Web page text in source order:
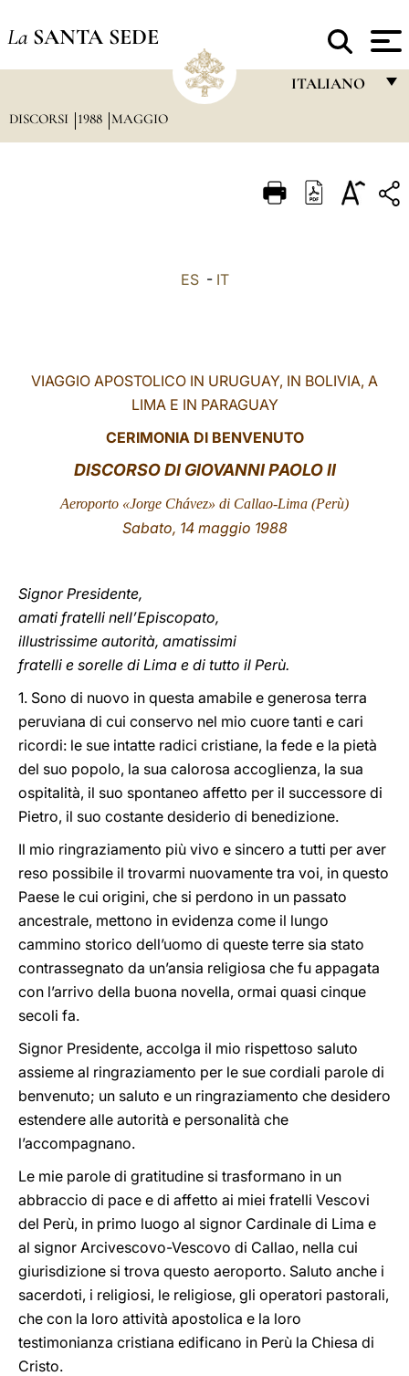
La SANTA SEDE
ITALIANO
ITALIANO
LATINE
DISCORSI 1988 MAGGIO
ES- IT
VIAGGIO APOSTOLICO IN URUGUAY, IN BOLIVIA, A
LIMA E IN PARAGUAY
CERIMONIA DI BENVENUTO
DISCORSODI GIOVANNI PAOLO II
Aeroporto «Jorge Chávez» di Callao-Lima (Perù)
Sabato, 14 maggio 1988
Signor Presidente,
amati fratelli nell’Episcopato,
illustrissime autorità, amatissimi
fratelli e sorelle di Lima e di tutto il Perù.
1. Sono di nuovo in questa amabile e generosa terra
peruviana di cui conservo nel mio cuore tanti e cari
ricordi: le sue intatte radici cristiane, la fede e la pietà
del suo popolo, la sua calorosa accoglienza, la sua
ospitalità, il suo spontaneo affetto per il successore di
Pietro, il suo costante desiderio di benedizione.
Il mio ringraziamento più vivo e sincero a tutti per aver
reso possibile il trovarmi nuovamente tra voi, in questo
Paese le cui origini, che si perdono in un passato
ancestrale, mettono in evidenza come il lungo
cammino storico dell’uomo di queste terre sia stato
contrassegnato da un’ansia religiosa che fu appagata
con l’arrivo della buona novella, ormai quasi cinque
secoli fa.
Signor Presidente, accolga il mio rispettoso saluto
assieme al ringraziamento per le sue cordiali parole di
benvenuto; un saluto e un ringraziamento che desidero
estendere alle autorità e personalità che
l’accompagnano.
Le mie parole di gratitudine si trasformano in un
abbraccio di pace e di affetto ai miei fratelli Vescovi
del Perù, in primo luogo al signor Cardinale di Lima e
al signor Arcivescovo-Vescovo di Callao, nella cui
giurisdizione si trova questo aeroporto. Saluto anche i
sacerdoti, i religiosi, le religiose, gli operatori pastorali,
che con la loro attività apostolica e la loro
testimonianza cristiana edificano in Perù la Chiesa di
Cristo.